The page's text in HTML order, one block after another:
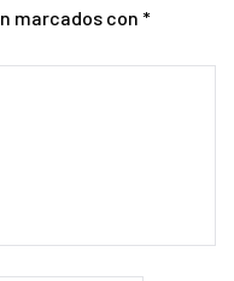
marcados con *